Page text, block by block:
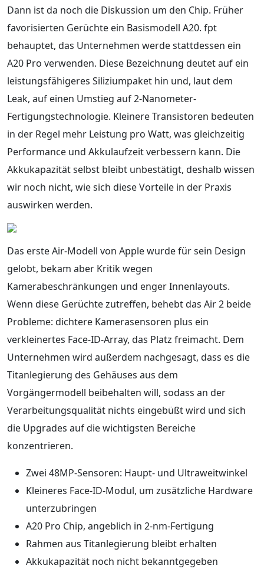
Dann ist da noch die Diskussion um den Chip. Früher
favorisierten Gerüchte ein Basismodell A20. fpt
behauptet, das Unternehmen werde stattdessen ein
A20 Pro verwenden. Diese Bezeichnung deutet auf ein
leistungsfähigeres Siliziumpaket hin und, laut dem
Leak, auf einen Umstieg auf 2-Nanometer-
Fertigungstechnologie. Kleinere Transistoren bedeuten
in der Regel mehr Leistung pro Watt, was gleichzeitig
Performance und Akkulaufzeit verbessern kann. Die
Akkukapazität selbst bleibt unbestätigt, deshalb wissen
wir noch nicht, wie sich diese Vorteile in der Praxis
auswirken werden.
Das erste Air-Modell von Apple wurde für sein Design
gelobt, bekam aber Kritik wegen
Kamerabeschränkungen und enger Innenlayouts.
Wenn diese Gerüchte zutreffen, behebt das Air 2 beide
Probleme: dichtere Kamerasensoren plus ein
verkleinertes Face-ID-Array, das Platz freimacht. Dem
Unternehmen wird außerdem nachgesagt, dass es die
Titanlegierung des Gehäuses aus dem
Vorgängermodell beibehalten will, sodass an der
Verarbeitungsqualität nichts eingebüßt wird und sich
die Upgrades auf die wichtigsten Bereiche
konzentrieren.
Zwei 48MP-Sensoren: Haupt- und Ultraweitwinkel
Kleineres Face-ID-Modul, um zusätzliche Hardware
unterzubringen
A20 Pro Chip, angeblich in 2-nm-Fertigung
Rahmen aus Titanlegierung bleibt erhalten
Akkukapazität noch nicht bekanntgegeben